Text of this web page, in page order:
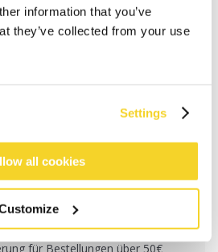
information that you’ve
they’ve collected from your use
Settings
all cookies
WARENKORB
werden noch am selben
für Bestellungen über 50€